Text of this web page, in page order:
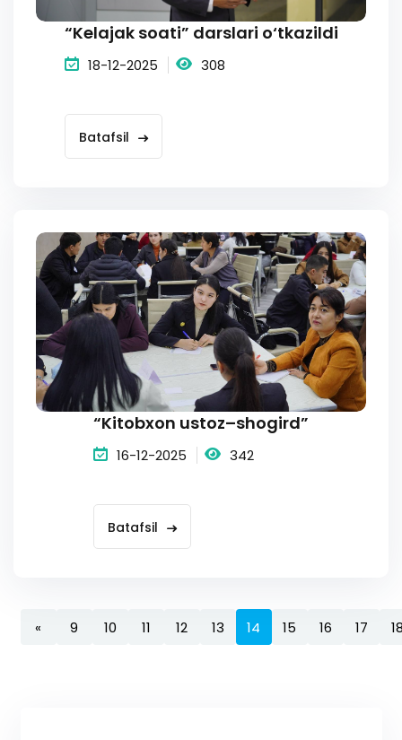
“Kelajak soati” darslari o‘tkazildi
18-12-2025 308
Batafsil
“Kitobxon ustoz–shogird”
16-12-2025 342
Batafsil
« 9 10 11 12 13 14 15 16 17